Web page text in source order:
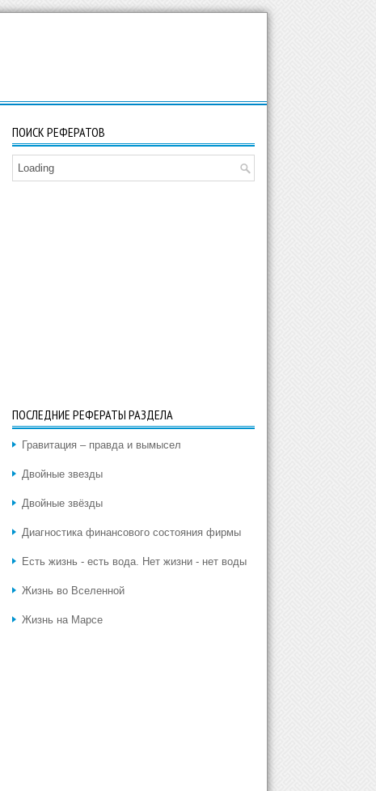
ПОИСК РЕФЕРАТОВ
Loading
ПОСЛЕДНИЕ РЕФЕРАТЫ РАЗДЕЛА
Гравитация – правда и вымысел
Двойные звезды
Двойные звёзды
Диагностика финансового состояния фирмы
Есть жизнь - есть вода. Нет жизни - нет воды
Жизнь во Вселенной
Жизнь на Марсе